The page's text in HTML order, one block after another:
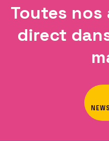
Toutes
direct